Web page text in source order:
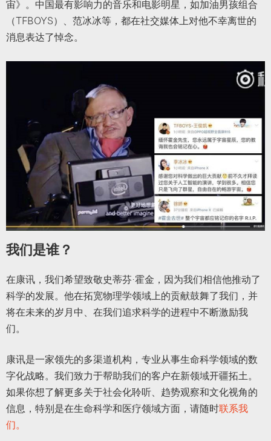
宙》。中国最有影响力的音乐和电影明星，如加油男孩组合
（TFBOYS）、范冰冰等，都在社交媒体上对他不幸离世的
消息表达了悼念。
我们是谁？
在康讯，我们希望致敬史蒂芬·霍金，因为我们相信他推动了
科学的发展。他在拓宽物理学领域上的贡献鼓舞了我们，并
将在未来的岁月中、在我们追求科学的进程中不断激励我
们。
康讯是一家领先的多渠道机构，专业从事生命科学领域的数
字化战略。我们致力于帮助我们的客户在新领域开疆拓土。
如果你想了解更多关于社会化聆听、趋势观察和文化视角的
信息，特别是在生命科学和医疗领域方面，请随时联系我
们。